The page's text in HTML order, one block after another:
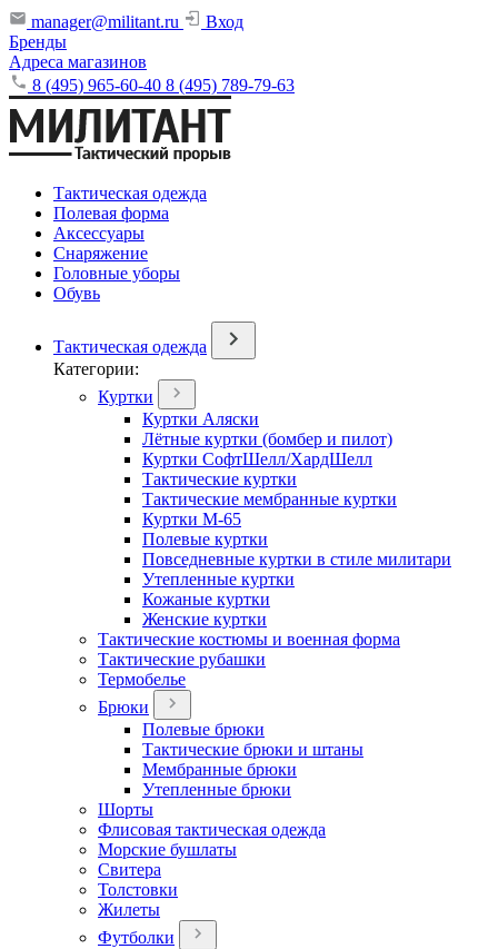
manager@militant.ru
Вход
Бренды
Адреса магазинов
8 (495) 965-60-40 8 (495) 789-79-63
Тактическая одежда
Полевая форма
Аксессуары
Снаряжение
Головные уборы
Обувь
Тактическая одежда
Категории:
Куртки
Куртки Аляски
Лётные куртки (бомбер и пилот)
Куртки СофтШелл/ХардШелл
Тактические куртки
Тактические мембранные куртки
Куртки М-65
Полевые куртки
Повседневные куртки в стиле милитари
Утепленные куртки
Кожаные куртки
Женские куртки
Тактические костюмы и военная форма
Тактические рубашки
Термобелье
Брюки
Полевые брюки
Тактические брюки и штаны
Мембранные брюки
Утепленные брюки
Шорты
Флисовая тактическая одежда
Морские бушлаты
Свитера
Толстовки
Жилеты
Футболки